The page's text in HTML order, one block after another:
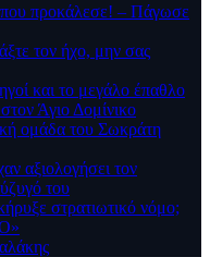
προκάλεσε! – Πάγωσε
τον ήχο, μην σας
και το μεγάλο έπαθλο
Άγιο Δομίνικο
ομάδα του Σωκράτη
αξιολογήσει τον
του
στρατιωτικό νόμο;